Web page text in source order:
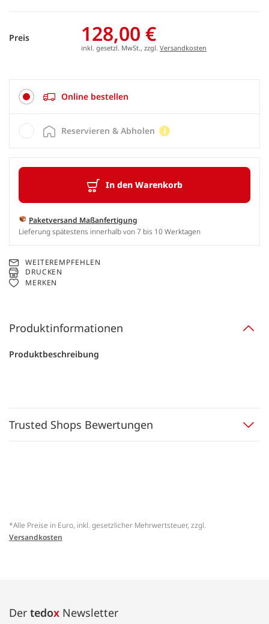
Preis 128,00 €
inkl. gesetzl. MwSt., zzgl. Versandkosten
Online bestellen
In den Warenkorb
Paketversand Maßanfertigung
Lieferung spätestens innerhalb von 7 bis 10 Werktagen
Reservieren & Abholen
WEITEREMPFEHLEN
DRUCKEN
MERKEN
Produktinformationen
Produktbeschreibung
Trusted Shops Bewertungen
*Alle Preise in Euro, inkl. gesetzlicher Mehrwertsteuer, zzgl.
Versandkosten
Der tedox Newsletter